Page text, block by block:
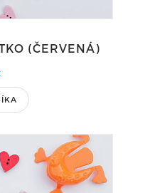
(ČERVENÁ)